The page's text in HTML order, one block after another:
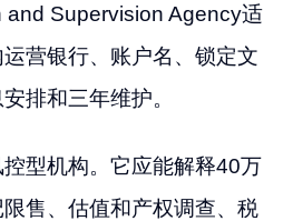
Supervision Agency适
营银行、账户名、锁定文
排和三年维护。
型机构。它应能解释40万
售、估值和产权调查、税